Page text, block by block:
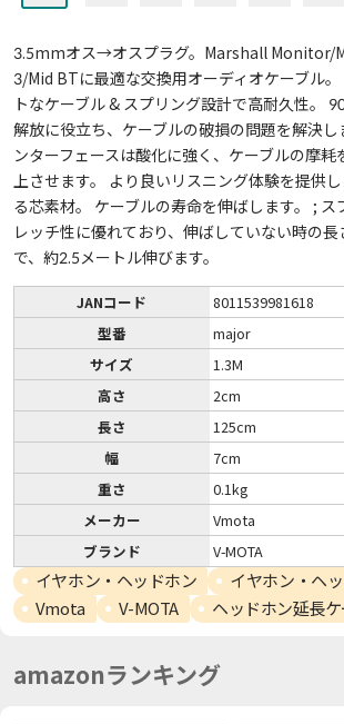
3.5mmオス→オスプラグ。Marshall Monitor/
3/Mid BTに最適な交換用オーディオケーブル。
トなケーブル & スプリング設計で高耐久性。
解放に役立ち、ケーブルの破損の問題を解決し
ンターフェースは酸化に強く、ケーブルの摩耗
上させます。 より良いリスニング体験を提供
る芯素材。 ケーブルの寿命を伸ばします。 ; ス
レッチ性に優れており、伸ばしていない時の
で、約2.5メートル伸びます。
JANコード
8011539981618
型番
major
サイズ
1.3M
高さ
2cm
長さ
125cm
幅
7cm
重さ
0.1kg
メーカー
Vmota
ブランド
V-MOTA
イヤホン・ヘッドホン
イヤホン・ヘ
Vmota
V-MOTA ヘッドホン延長ケ
amazonランキング